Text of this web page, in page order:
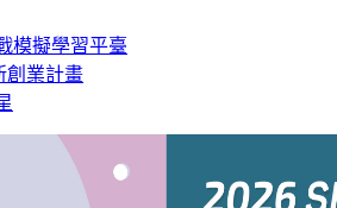
模擬學習平臺
創業計畫